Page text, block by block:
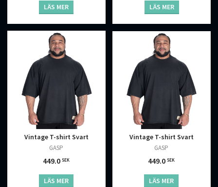
LÄS MER LÄS MER
Vintage T-shirt Svart
GASP
449.0SEK
LÄS MER
Vintage T-shirt Svart
GASP
449.0SEK
LÄS MER